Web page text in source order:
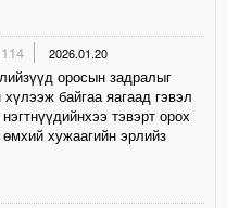
2026.01.20
оросын задралыг
байгаа яагаад гэвэл
тэвэрт орох
хужаагийн эрлийз